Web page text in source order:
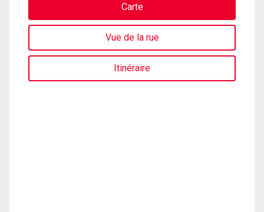
Carte
Vue de la rue
Itinéraire